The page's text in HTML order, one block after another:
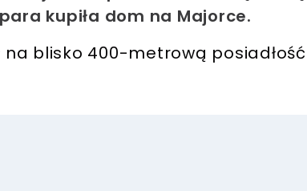
kupiła dom na Majorce.
na blisko 400-metrową posiadłość